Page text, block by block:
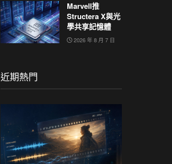
Marvell推
Structera X與光
學共享記憶體
2026 年 8 月 7 日
近期熱門